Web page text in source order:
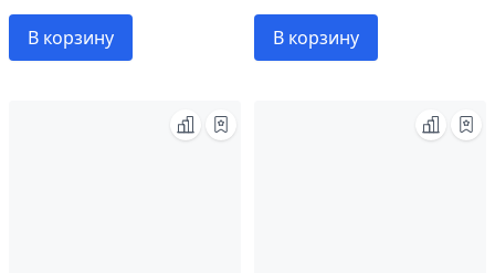
В корзину В корзину